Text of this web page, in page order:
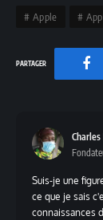
Apple
Suis-je une
ce que je sais
connaissances